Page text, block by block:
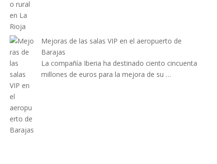
Mejoras de las salas VIP en el aeropuerto de
Barajas
La compañía Iberia ha destinado ciento cincuenta
millones de euros para la mejora de su …